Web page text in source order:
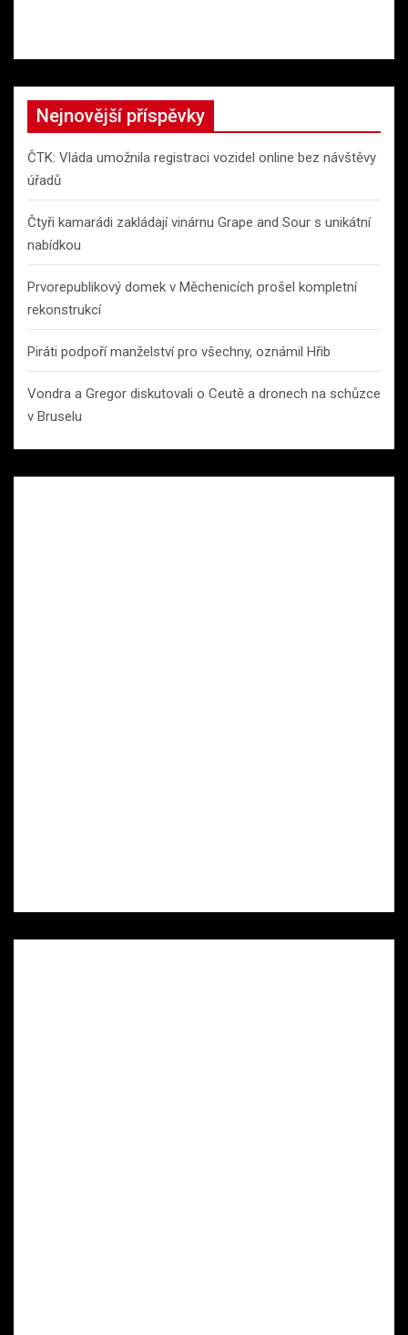
Nejnovější příspěvky
ČTK: Vláda umožnila registraci vozidel online bez návštěvy
úřadů
Čtyři kamarádi zakládají vinárnu Grape and Sour s unikátní
nabídkou
Prvorepublikový domek v Měchenicích prošel kompletní
rekonstrukcí
Piráti podpoří manželství pro všechny, oznámil Hřib
Vondra a Gregor diskutovali o Ceutě a dronech na schůzce
v Bruselu